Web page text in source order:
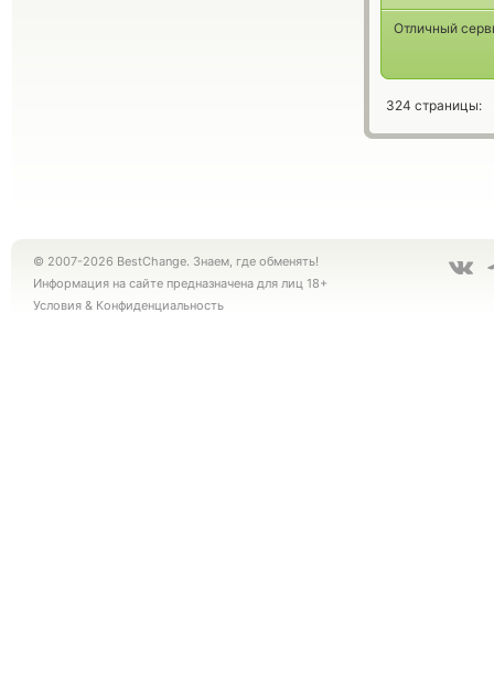
Отличный
324 страницы:
© 2007-2026 BestChange. Знаем, где обменять!
Информация на сайте предназначена для лиц 18+
Условия & Конфиденциальность